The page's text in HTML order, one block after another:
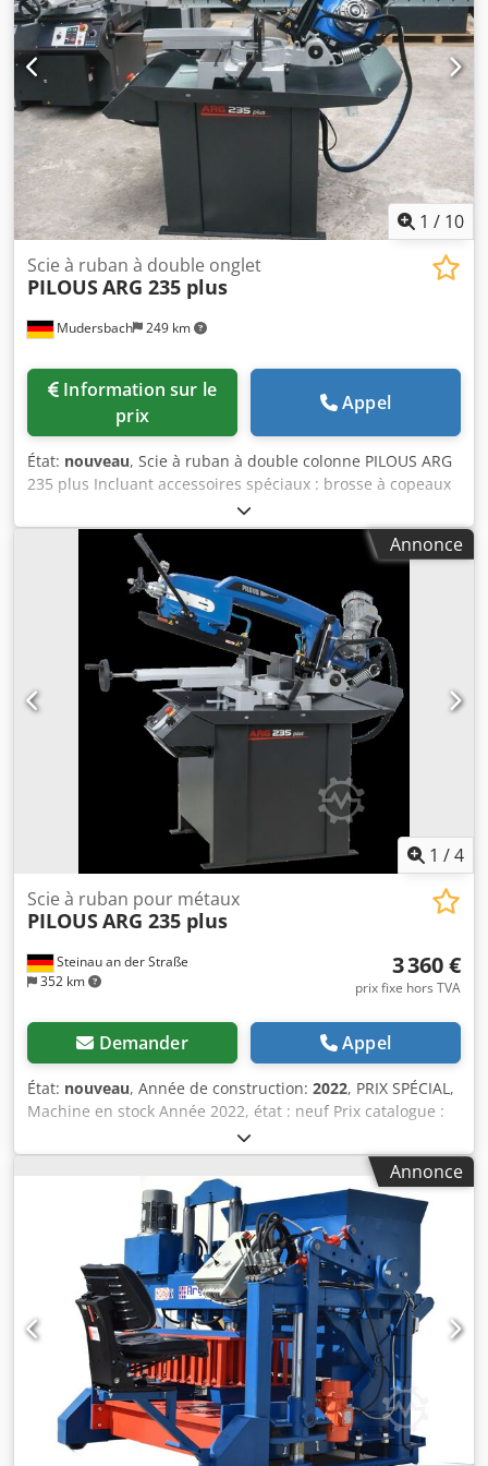
1,4 kW Moteur de pompe : 400 V, 50 Hz, 0,05 kW Vitesse de
la lame : 35 / 70 m/min. Longueur de la lame : 2880 x 27 x
0,9 mm Hauteur de travail à partir du dispositif de
serrage : 900 mm Réservoir de liquide de refroidissement :
env. 15 l Dimensions de la machine (min.) : 1690 x 750 x
1430 mm Dimensions de la machine (max.) : 1980 x 1510 x
2040 mm Poids de la machine : 310 kg
1 / 10
Mudersbach 249 km
Scie à ruban à double onglet
PILOUSARG 235 plus
prix
Appel
État: nouveau, Scie à ruban à double colonne PILOUS ARG
235 plus Incluant accessoires spéciaux : brosse à copeaux
entraînée, indicateur de tension de la lame. Plage de
coupe : Ronde : 90° - 45° + 45° + 60° Djdpfx Asilqh Ejanock
en mm : 235 - 165 - 185 - 115 Carrée : 90° - 45° + 45° + 60°
en mm : 230 - 145 - 160 - 80 Rectangulaire : 90° - 45° + 45°
+ 60° en mm : 280 x 180 - 185 x 80 - 185 x 100 - 115 x 80
Moteur principal : 400 V, 50 Hz, 1,4 kW Moteur de pompe :
400 V, 50 Hz, 0,05 kW Vitesse de la lame : 40/80 m/min.
Longueur de la lame : 2710 x 27 x 0,9 mm Hauteur de
travail à partir du serre-pièce : 900 mm Réservoir de
liquide de refroidissement : env. 15 l Dimensions de la
machine (min.) : 1640 x 750 x 1400 mm Dimensions de la
machine (max.) : 1930 x 1610 x 2000 mm Poids de la
Annonce
1 /4
Steinau an der Straße
352 km
Scie à ruban pour métaux
PILOUSARG 235 plus
3 360 €
prix fixe hors TVA
Demander Appel
État: nouveau, Année de construction: 2022, PRIX SPÉCIAL,
Machine en stock Année 2022, état : neuf Prix catalogue :
4.200 € MACHINE EN STOCK – L'ARG 235 plus est une scie à
ruban manuelle pour métaux offrant une grande précision
de coupe. Cette machine permet des coupes en onglet
progressives de -45° à +30° (plage de pivotement : 45° à
gauche et 60° à droite). Données techniques : ● Capacité
de coupe : - 90° rond : 235 mm / carré : 230 mm /
rectangulaire : 280 x 180 mm - 45° droite rond : 165 mm /
carré : 145 mm / rectangulaire : 185 x 180 mm - 30° droite
rond : 115 mm / carré : 80 mm / rectangulaire : 115 x 80
mm - 45° gauche rond : 185 mm / carré : 160 mm /
rectangulaire : 185 x 100 mm ● Puissance du moteur (lame)
: 0,9/1,4 kW / 400 V / 50 Hz ● Vitesse du ruban : 40 et 80
m/min ● Lame de scie : 2710 x 27 x 0,9 mm Équipement de
base : ● Entraînement du ruban puissant ● Réglage
progressif de l’avance de coupe depuis le pupitre de
Annonce